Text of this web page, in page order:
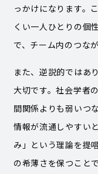
っかけになります。
くい一人ひとりの個
で、チーム内のつな
また、逆説的ではあ
大切です。社会学者
間関係よりも弱いつ
情報が流通しやすい
み」という理論を提
の希薄さを保つこと